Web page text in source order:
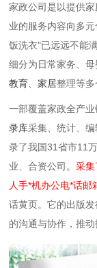
家政公司是以提供
业的服务内容向多
饭洗衣"已远远不能
细分为日常家务、
教育 、家居整理等多
一部覆盖家政全产
录库采集、统计、
录了我国31省市11
业、合资公司。采
人手*机办公电*话邮
话黄页。它的出版
的沟通与协作，推